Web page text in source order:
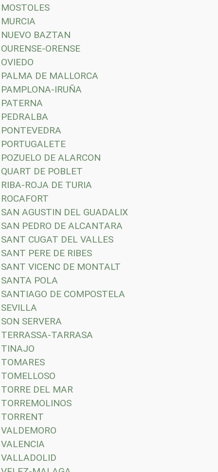
MOSTOLES
MURCIA
NUEVO BAZTAN
OURENSE-ORENSE
OVIEDO
PALMA DE MALLORCA
PAMPLONA-IRUÑA
PATERNA
PEDRALBA
PONTEVEDRA
PORTUGALETE
POZUELO DE ALARCON
QUART DE POBLET
RIBA-ROJA DE TURIA
ROCAFORT
SAN AGUSTIN DEL GUADALIX
SAN PEDRO DE ALCANTARA
SANT CUGAT DEL VALLES
SANT PERE DE RIBES
SANT VICENC DE MONTALT
SANTA POLA
SANTIAGO DE COMPOSTELA
SEVILLA
SON SERVERA
TERRASSA-TARRASA
TINAJO
TOMARES
TOMELLOSO
TORRE DEL MAR
TORREMOLINOS
TORRENT
VALDEMORO
VALENCIA
VALLADOLID